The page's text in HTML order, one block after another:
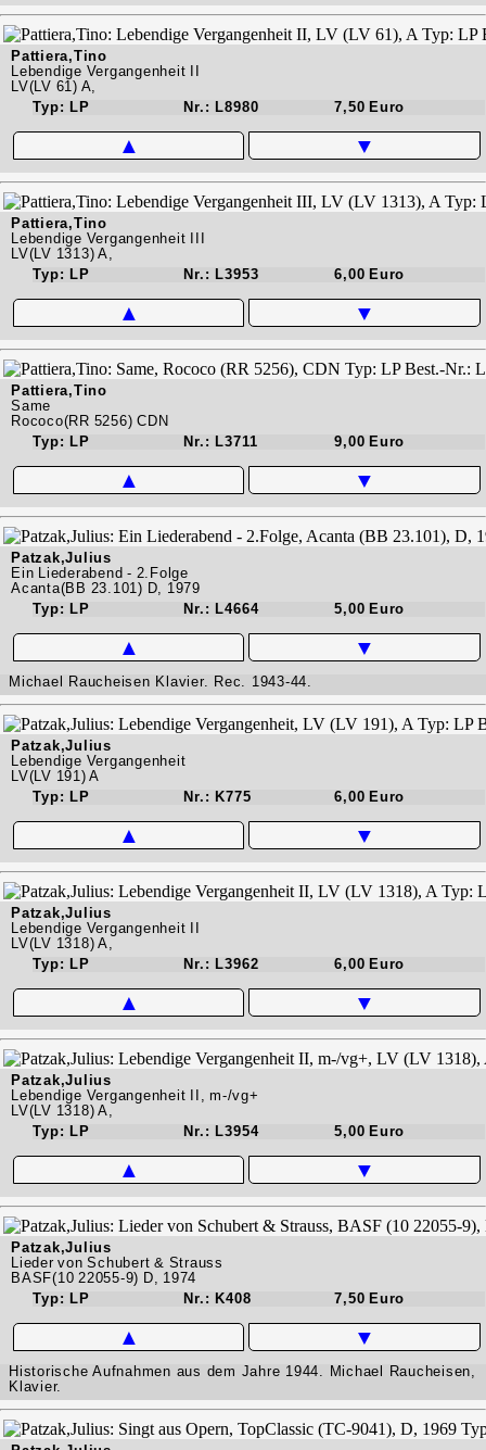
Pattiera,Tino
Lebendige Vergangenheit II
LV(LV 61) A,
Typ: LP
Nr.: L8980 7,50 Euro
▲ ▼
Pattiera,Tino
Lebendige Vergangenheit III
LV(LV 1313) A,
Typ: LP
Nr.: L3953 6,00 Euro
▲ ▼
Pattiera,Tino
Same
Rococo(RR 5256) CDN
Typ: LP
Nr.: L3711 9,00 Euro
▲ ▼
Patzak,Julius
Ein Liederabend - 2.Folge
Acanta(BB 23.101) D, 1979
Typ: LP
Nr.: L4664 5,00 Euro
▲ ▼
Michael Raucheisen Klavier. Rec. 1943-44.
Patzak,Julius
Lebendige Vergangenheit
LV(LV 191) A
Typ: LP
Nr.: K775 6,00 Euro
▲ ▼
Patzak,Julius
Lebendige Vergangenheit II
LV(LV 1318) A,
Typ: LP
Nr.: L3962 6,00 Euro
▲ ▼
Patzak,Julius
Lebendige Vergangenheit II, m-/vg+
LV(LV 1318) A,
Typ: LP
Nr.: L3954 5,00 Euro
▲ ▼
Patzak,Julius
Lieder von Schubert & Strauss
BASF(10 22055-9) D, 1974
Typ: LP
Nr.: K408 7,50 Euro
▲ ▼
Historische Aufnahmen aus dem Jahre 1944. Michael Raucheisen,
Klavier.